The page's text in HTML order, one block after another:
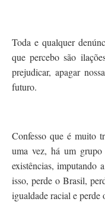
Toda e qualquer
que percebo são
prejudicar, apagar
futuro.
Confesso que é muito
uma vez, há um grupo
existências, imputando
isso, perde o Brasil,
igualdade racial e perde